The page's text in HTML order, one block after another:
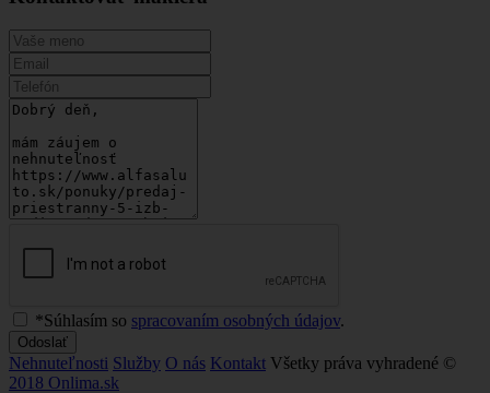
*Súhlasím so spracovaním osobných údajov.
Odoslať
Nehnuteľnosti Služby O nás Kontakt Všetky práva vyhradené ©
2018 Onlima.sk